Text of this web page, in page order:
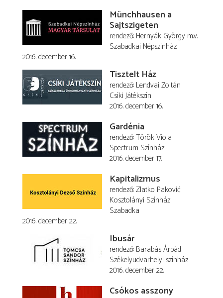
Münchhausen a
Sajtszigeten
rendező Hernyák György m.v.
Szabadkai Népszínház
2016. december 16.
Tisztelt Ház
rendező Lendvai Zoltán
Csíki Játékszín
2016. december 16.
Gardénia
rendező Török Viola
Spectrum Színház
2016. december 17.
Kapitalizmus
rendező Zlatko Paković
Kosztolányi Színház
Szabadka
2016. december 22.
Ibusár
rendező Barabás Árpád
Székelyudvarhelyi színház
2016. december 22.
Csókos asszony